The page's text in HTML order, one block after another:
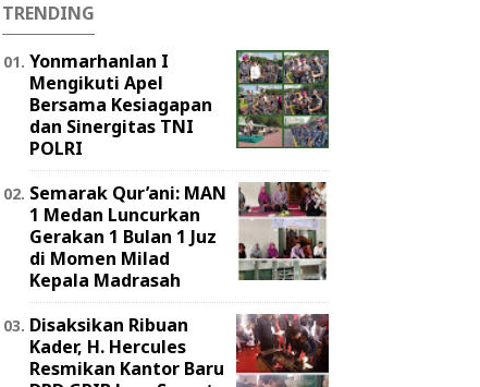
TRENDING
Yonmarhanlan I
Mengikuti Apel
Bersama Kesiagapan
dan Sinergitas TNI
POLRI
Semarak Qur’ani: MAN
1 Medan Luncurkan
Gerakan 1 Bulan 1 Juz
di Momen Milad
Kepala Madrasah
Disaksikan Ribuan
Kader, H. Hercules
Resmikan Kantor Baru